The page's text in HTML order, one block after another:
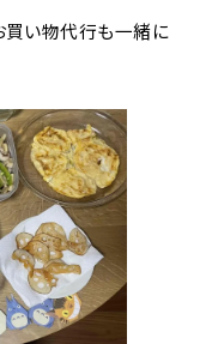
買い物代行も一緒に